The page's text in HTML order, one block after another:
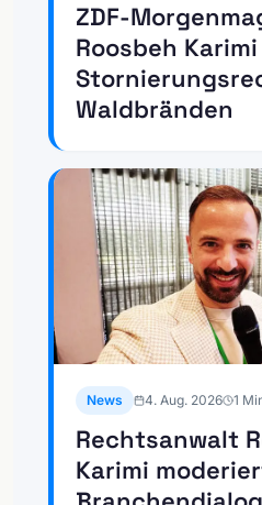
ZDF-
Roosbeh
Waldbränden
News 4. Aug. 2026 1
Rechtsanwalt
Karimi